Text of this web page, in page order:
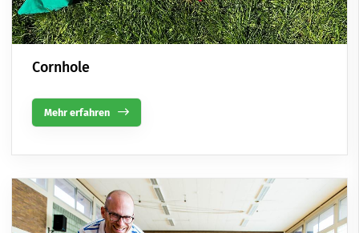
Cornhole
Mehr erfahren